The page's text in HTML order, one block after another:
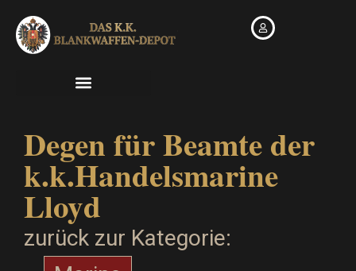
Zum
Degen für Beamte der
k.k.Handelsmarine
Lloyd
zurück zur Kategorie: